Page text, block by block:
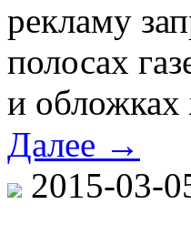
рекламу
полосах
и
Далее →
2015-03-